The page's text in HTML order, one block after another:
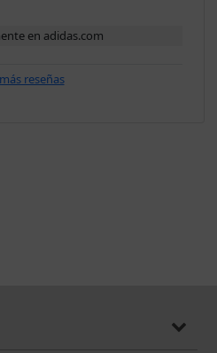
en adidas.com
reseñas